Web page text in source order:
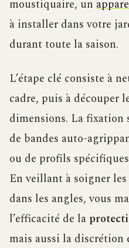
moustiquaire, un
à installer dans votre
durant toute la saison.
L’étape clé consiste à
cadre, puis à découper
dimensions. La fixation
de bandes auto-
ou de profils
En veillant à soigner
dans les angles, vous
l’efficacité de la
mais aussi la